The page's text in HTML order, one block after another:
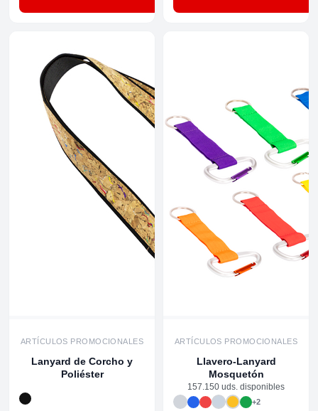
ARTÍCULOS PROMOCIONALES
Lanyard de Corcho y
Poliéster
ARTÍCULOS PROMOCIONALES
Llavero-Lanyard
Mosquetón
157.150 uds. disponibles
+2